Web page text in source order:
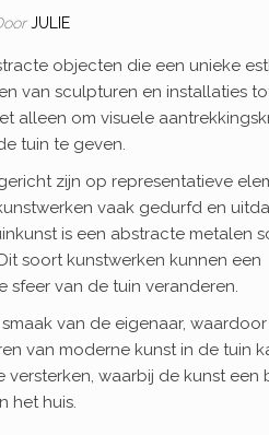
JULIE
objecten die een unieke
van sculpturen en installaties
alleen om visuele
tuin te geven.
zijn op representatieve
vaak gedurfd en
is een abstracte metalen
soort kunstwerken kunnen een
sfeer van de tuin veranderen.
van de eigenaar,
van moderne kunst in de tuin
waarbij de kunst een
het huis.